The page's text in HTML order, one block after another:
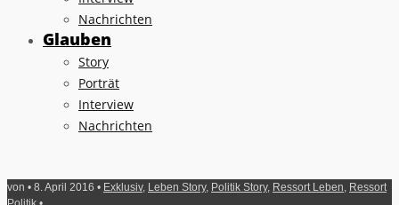
Nachrichten
Glauben
Story
Porträt
Interview
Nachrichten
von • 8. April 2016 • Exklusiv, Leben Story, Politik Story, Ressort Leben Ressort